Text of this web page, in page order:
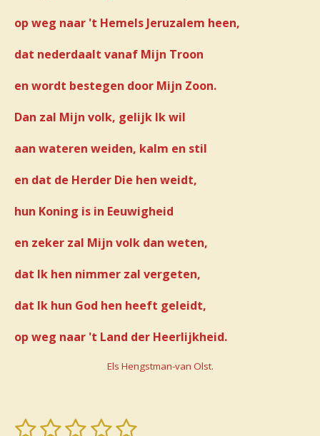
op weg naar 't Hemels Jeruzalem heen,
dat nederdaalt vanaf Mijn Troon
en wordt bestegen door Mijn Zoon.
Dan zal Mijn volk, gelijk Ik wil
aan wateren weiden, kalm en stil
en dat de Herder Die hen weidt,
hun Koning is in Eeuwigheid
en zeker zal Mijn volk dan weten,
dat Ik hen nimmer zal vergeten,
dat Ik hun God hen heeft geleidt,
op weg naar 't Land der Heerlijkheid.
Els Hengstman-van Olst.
R
1 2 3 4 5
S